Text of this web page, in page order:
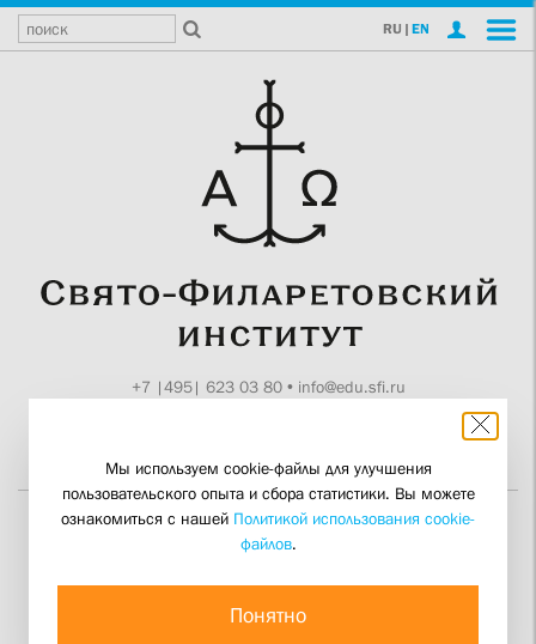
RU | EN
+7 |495| 623 03 80• info@edu.sfi.ru
Для воцерковления
взрослых нужно как
Мы используем cookie-файлы для улучшения
пользовательского опыта и сбора статистики. Вы можете
ознакомиться с нашей Политикой использования cookie-
файлов.
Понятно